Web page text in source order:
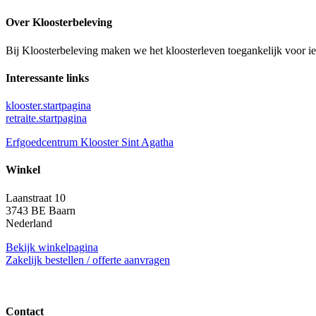
Over Kloosterbeleving
Bij Kloosterbeleving maken we het kloosterleven toegankelijk voor
Interessante links
klooster.startpagina
retraite.startpagina
Erfgoedcentrum Klooster Sint Agatha
Winkel
Laanstraat 10
3743 BE Baarn
Nederland
Bekijk winkelpagina
Zakelijk bestellen / offerte aanvragen
Contact